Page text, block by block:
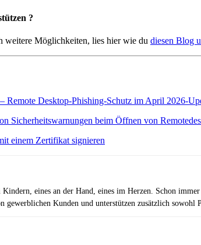
?
weitere Möglichkeiten, lies hier wie du diesen Blog
Remote Desktop-Phishing-Schutz im April 2026-
Sicherheitswarnungen beim Öffnen von
einem Zertifikat signieren
Kindern, eines an der Hand, eines im Herzen. Schon
Kunden und unterstützen zusätzlich sowohl